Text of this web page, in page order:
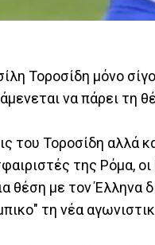
Τοροσίδη μόνο
να πάρει τη
του Τοροσίδη αλλά
της Ρόμα,
θέση με τον Έλληνα
τη νέα